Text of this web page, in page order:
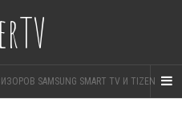
SAMSUNG SMART TV И TIZEN